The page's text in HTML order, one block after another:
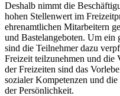
Deshalb nimmt die
hohen Stellenwert im
ehrenamtlichen Mitarbeitern
und Bastelangeboten. Um ein
sind die Teilnehmer dazu
Freizeit teilzunehmen und die
der Freizeiten sind das
sozialer Kompetenzen und
der Persönlichkeit.